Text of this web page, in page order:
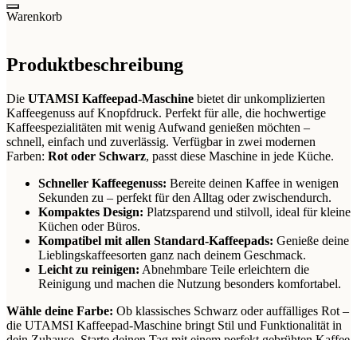
Kaffeegenuss
Menge
Warenkorb
Produktbeschreibung
Die UTAMSI Kaffeepad-Maschine bietet dir unkomplizierten
Kaffeegenuss auf Knopfdruck. Perfekt für alle, die hochwertige
Kaffeespezialitäten mit wenig Aufwand genießen möchten –
schnell, einfach und zuverlässig. Verfügbar in zwei modernen
Farben: Rot oder Schwarz, passt diese Maschine in jede Küche.
Schneller Kaffeegenuss: Bereite deinen Kaffee in wenigen
Sekunden zu – perfekt für den Alltag oder zwischendurch.
Kompaktes Design: Platzsparend und stilvoll, ideal für kleine
Küchen oder Büros.
Kompatibel mit allen Standard-Kaffeepads: Genieße deine
Lieblingskaffeesorten ganz nach deinem Geschmack.
Leicht zu reinigen: Abnehmbare Teile erleichtern die
Reinigung und machen die Nutzung besonders komfortabel.
Wähle deine Farbe: Ob klassisches Schwarz oder auffälliges Rot –
die UTAMSI Kaffeepad-Maschine bringt Stil und Funktionalität in